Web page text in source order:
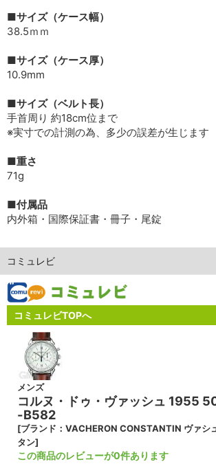
■サイズ（ケース幅）
38.5ｍｍ
■サイズ（ケース厚）
10.9mm
■サイズ（ベルト長）
手首周り 約18cm位まで
※実寸での計測の為、多少の誤差が生じます
■重さ
71g
■付属品
内外箱・国際保証書・冊子・尾錠
コミュレビ
コミュレビTOPへ
メンズ
コルヌ・ドゥ・ヴァッシュ 1955
-B582
[ブランド：VACHERON CONSTANTIN ヴァシ
タン]
この商品のレビューが0件あります